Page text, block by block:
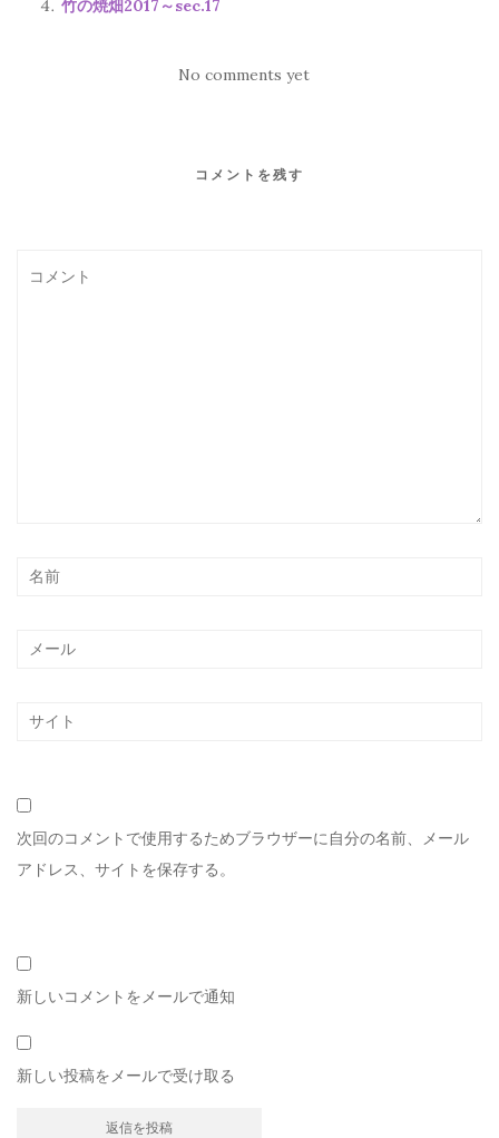
竹の焼畑2017～sec.17
No comments yet
コメントを残す
次回のコメントで使用するためブラウザーに自分の名前、メール
アドレス、サイトを保存する。
新しいコメントをメールで通知
新しい投稿をメールで受け取る